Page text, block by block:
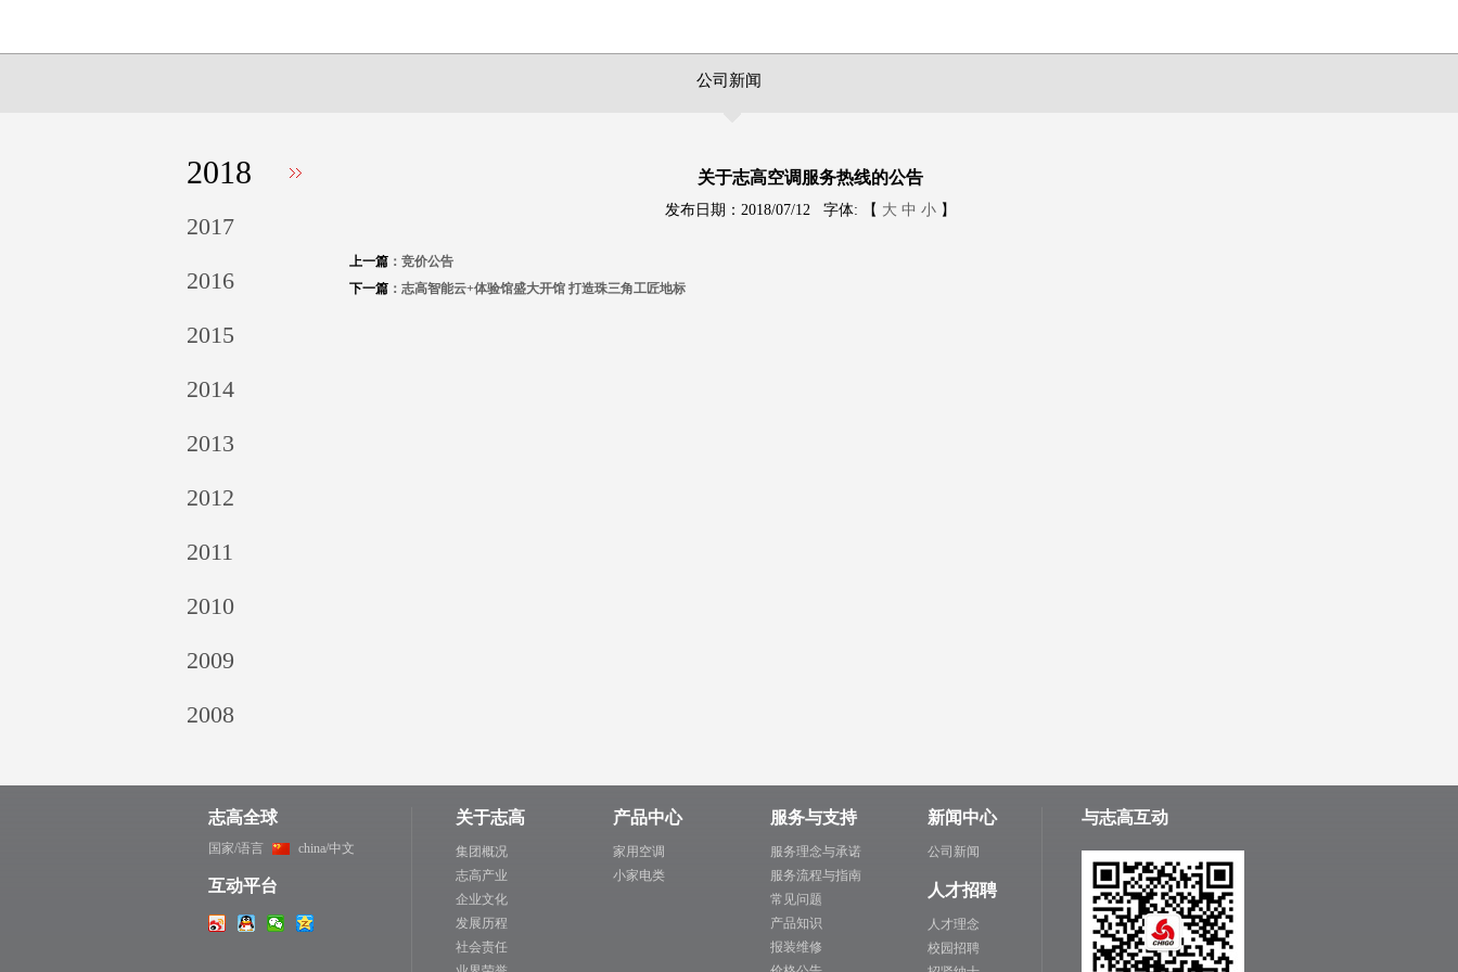
公司新闻
2018
2017
2016
2015
2014
2013
2012
2011
2010
2009
2008
关于志高空调服务热线的公告
发布日期：2018/07/12 字体: 【 大 中 小 】
上一篇 ：竞价公告
下一篇 ：志高智能云+体验馆盛大开馆 打造珠三角工匠地标
志高全球
国家/语言 china/中文
互动平台
关于志高
集团概况
志高产业
企业文化
发展历程
社会责任
产品中心
家用空调
小家电类
服务与支持
服务理念与承诺
服务流程与指南
常见问题
产品知识
报装维修
新闻中心
公司新闻
人才招聘
人才理念
校园招聘
与志高互动